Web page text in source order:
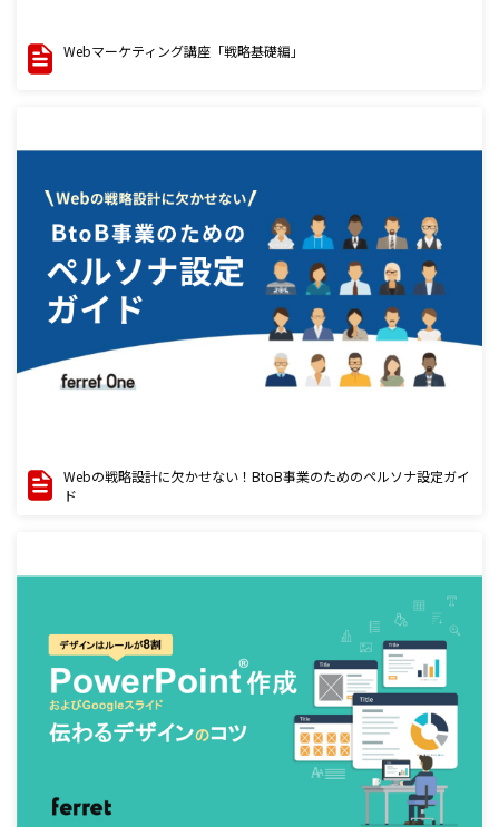
Webマーケティング講座「戦略基礎編」
Webの戦略設計に欠かせない！BtoB事業のためのペルソナ設定ガイ
ド